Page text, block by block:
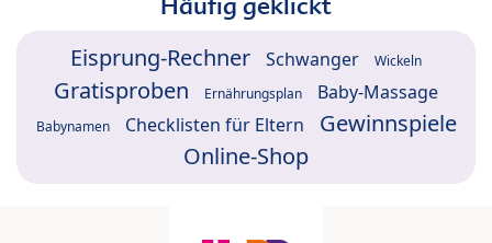
Eisprung-Rechner Schwanger Wickeln
Gratisproben Ernährungsplan Baby-Massage
Babynamen Checklisten für Eltern
Gewinnspiele
Online-Shop